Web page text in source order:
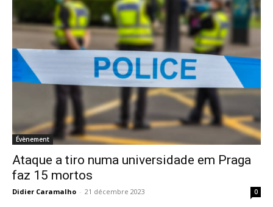
Évènement
Ataque a tiro numa universidade em Praga
faz 15 mortos
Didier Caramalho - 21 décembre 2023 0